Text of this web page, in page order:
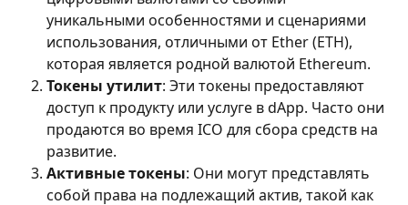
уникальными особенностями и сценариями
использования, отличными от Ether (ETH),
которая является родной валютой Ethereum.
Токены утилит: Эти токены предоставляют
доступ к продукту или услуге в dApp. Часто они
продаются во время ICO для сбора средств на
развитие.
Активные токены: Они могут представлять
собой права на подлежащий актив, такой как